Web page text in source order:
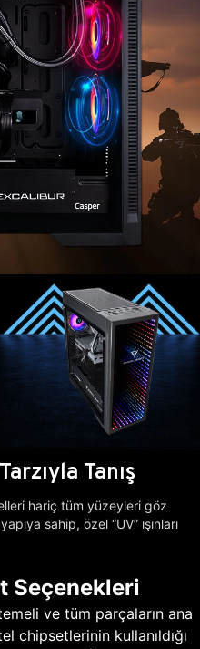
Tanış
hariç tüm yüzeyleri göz
sahip, özel “UV” ışınları
Seçenekleri
ve tüm parçaların ana
chipsetlerinin kullanıldığı